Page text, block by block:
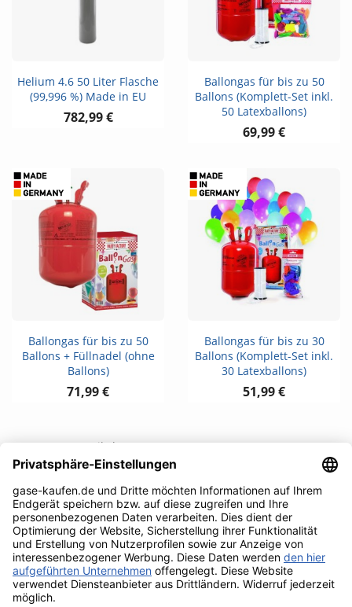
Helium 4.6 50 Liter Flasche
(99,996 %) Made in EU
782,99 €
Ballongas für bis zu 50
Ballons (Komplett-Set inkl.
50 Latexballons)
69,99 €
Ballongas für bis zu 50
Ballons + Füllnadel (ohne
Ballons)
71,99 €
Ballongas für bis zu 30
Ballons (Komplett-Set inkl.
30 Latexballons)
51,99 €
1 - 12 von 16 Artikel(n)
1 
Zum Seitenanfang
RECHTLICHES